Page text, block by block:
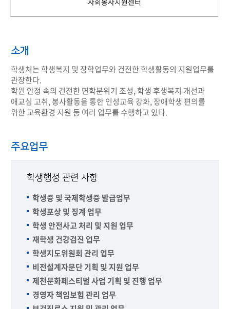
소개
학생처는 학생복지 및 장학업무와 건전한 학생활동의 지원업무를
관장한다.
학원 안정 속의 건전한 면학분위기 조성, 학생 후생복지 개선과
애교심 고취, 봉사활동을 통한 인성교육 강화, 장애학생 편의를
위한 교육환경 지원 등 여러 업무를 수행하고 있다.
주요업무
학생행정 관련 사항
학생증 및 국제학생증 발급업무
학생포상 및 징계 업무
학생 안전사고 처리 및 지원 업무
재학생 건강검진 업무
학생지도위원회 관리 업무
비전설계자문단 기획 및 지원 업무
제천문화페스티벌 사업 기획 및 진행 업무
경영자 책임보험 관리 업무